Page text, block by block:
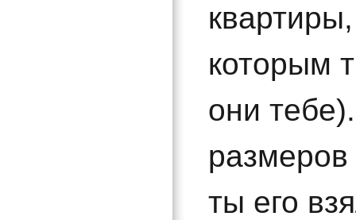
которым
они
ты его